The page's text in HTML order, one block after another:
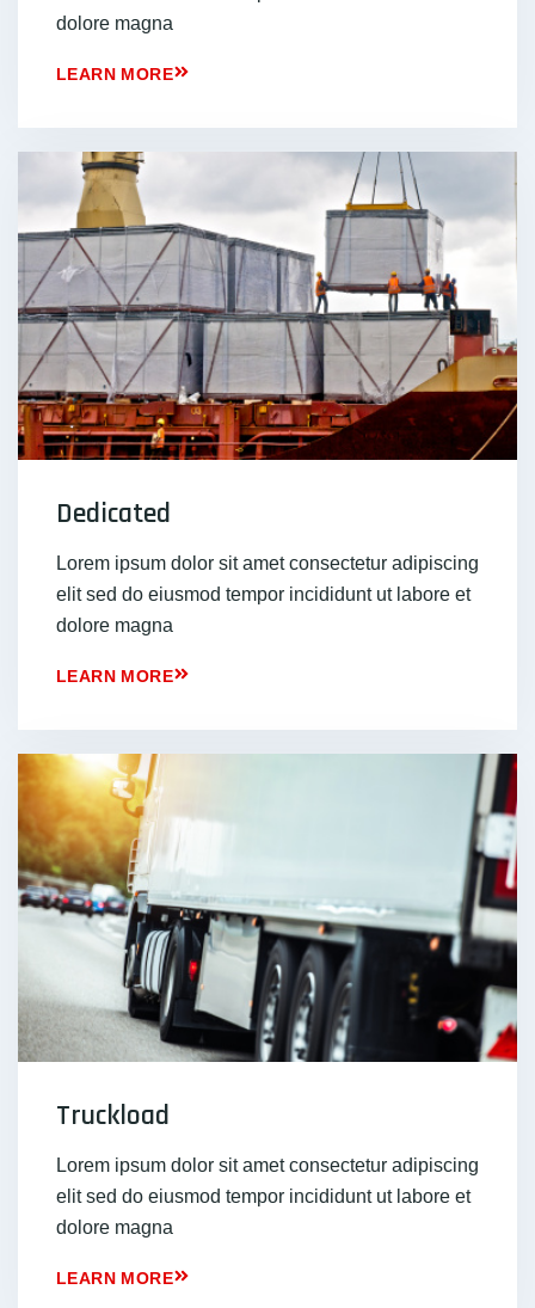
dolore magna
LEARN MORE
Dedicated
Lorem ipsum dolor sit amet consectetur adipiscing
elit sed do eiusmod tempor incididunt ut labore et
dolore magna
LEARN MORE
Truckload
Lorem ipsum dolor sit amet consectetur adipiscing
elit sed do eiusmod tempor incididunt ut labore et
dolore magna
LEARN MORE